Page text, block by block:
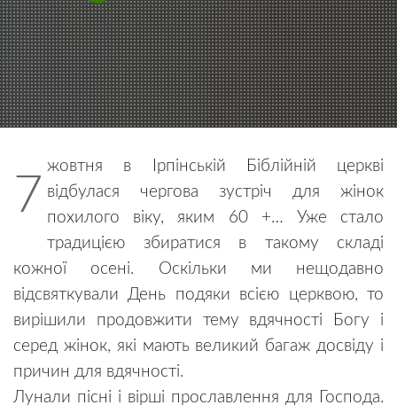
7
жовтня в Ірпінській Біблійній церкві
відбулася чергова зустріч для жінок
похилого віку, яким 60 +… Уже стало
традицією збиратися в такому складі
кожної осені. Оскільки ми нещодавно
відсвяткували День подяки всією церквою, то
вирішили продовжити тему вдячності Богу і
серед жінок, які мають великий багаж досвіду і
причин для вдячності.
Лунали пісні і вірші прославлення для Господа.